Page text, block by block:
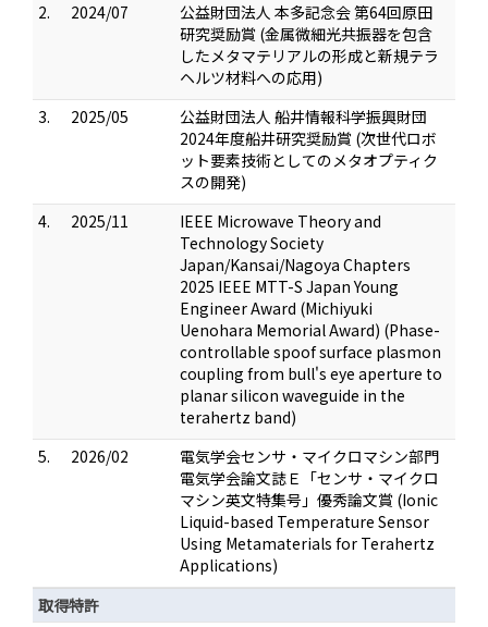
2.
2024/07
公益財団法人 本多記念会 第64回原田
研究奨励賞 (金属微細光共振器を包含
したメタマテリアルの形成と新規テラ
ヘルツ材料への応用)
3.
2025/05
公益財団法人 船井情報科学振興財団
2024年度船井研究奨励賞 (次世代ロボ
ット要素技術としてのメタオプティク
スの開発)
4.
2025/11
IEEE Microwave Theory and
Technology Society
Japan/Kansai/Nagoya Chapters
2025 IEEE MTT-S Japan Young
Engineer Award (Michiyuki
Uenohara Memorial Award) (Phase-
controllable spoof surface plasmon
coupling from bull's eye aperture to
planar silicon waveguide in the
terahertz band)
5.
2026/02
電気学会センサ・マイクロマシン部門
電気学会論文誌Ｅ「センサ・マイクロ
マシン英文特集号」優秀論文賞 (Ionic
Liquid-based Temperature Sensor
Using Metamaterials for Terahertz
Applications)
取得特許